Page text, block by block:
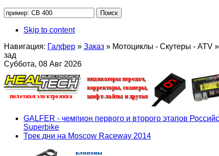
Skip to content
Навигация: Галфер » Заказ » Мотоциклы - Скутеры - ATV »
зад
Суббота, 08 Авг 2026
GALFER - чемпион первого и второго этапов
Superbike
Трек дни на Moscow Raceway 2014